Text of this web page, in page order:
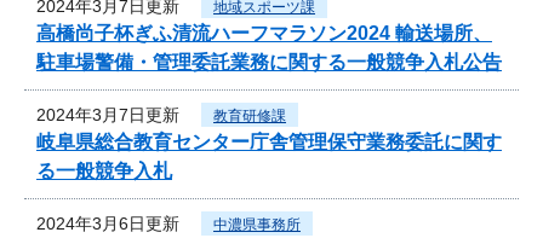
2024年3月7日更新 地域スポーツ課
高橋尚子杯ぎふ清流ハーフマラソン2024 輸送場所、
駐車場警備・管理委託業務に関する一般競争入札公告
2024年3月7日更新 教育研修課
岐阜県総合教育センター庁舎管理保守業務委託に関す
る一般競争入札
2024年3月6日更新 中濃県事務所